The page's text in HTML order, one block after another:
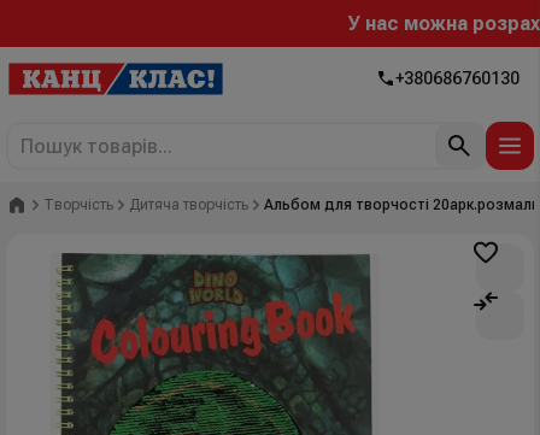
У нас можна
+380686760130
Головна
Творчість Дитяча творчість Альбом для творчості